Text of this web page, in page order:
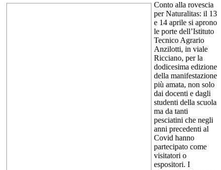
Conto alla rovescia
per Naturalitas: il 13
e 14 aprile si aprono
le porte dell’Istituto
Tecnico Agrario
Anzilotti, in viale
Ricciano, per la
dodicesima edizione
della manifestazione
più amata, non solo
dai docenti e dagli
studenti della scuola
ma da tanti
pesciatini che negli
anni precedenti al
Covid hanno
partecipato come
visitatori o
espositori. I